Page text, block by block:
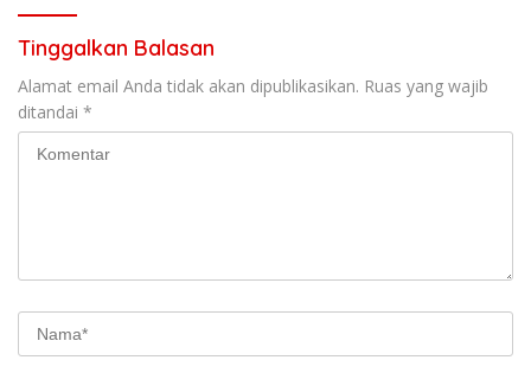
Tinggalkan Balasan
Alamat email Anda tidak akan dipublikasikan. Ruas yang wajib
ditandai *